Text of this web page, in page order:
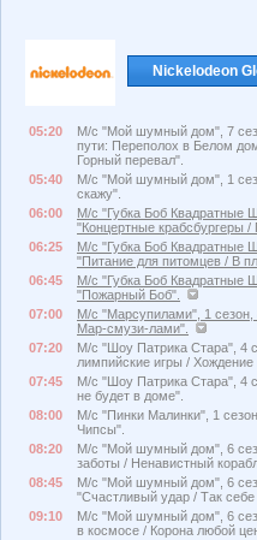
Nickelodeon
05:20
М/с "Мой шумный дом", 7
пути: Переполох в Белом
Горный перевал".
05:40
М/с "Мой шумный дом", 1
скажу".
06:00
М/с "Губка Боб Квадратные
"Концертные крабсбургеры /
06:25
М/с "Губка Боб Квадратные
"Питание для питомцев / В
06:45
М/с "Губка Боб Квадратные
"Пожарный Боб".
07:00
М/с "Марсупилами", 1 сезон,
Мар-смузи-лами".
07:20
М/с "Шоу Патрика Стара", 4
лимпийские игры / Хождение
07:45
М/с "Шоу Патрика Стара", 4
не будет в доме".
08:00
М/с "Пинки Малинки", 1
Чипсы".
08:20
М/с "Мой шумный дом", 6
заботы / Ненавистный
08:45
М/с "Мой шумный дом", 6
"Счастливый удар / Так себе
09:10
М/с "Мой шумный дом", 6
в космосе / Корона любой